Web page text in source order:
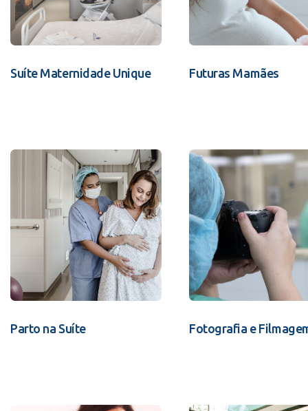
Suíte Maternidade Unique Futuras Mamães
Parto na Suíte Fotografia e